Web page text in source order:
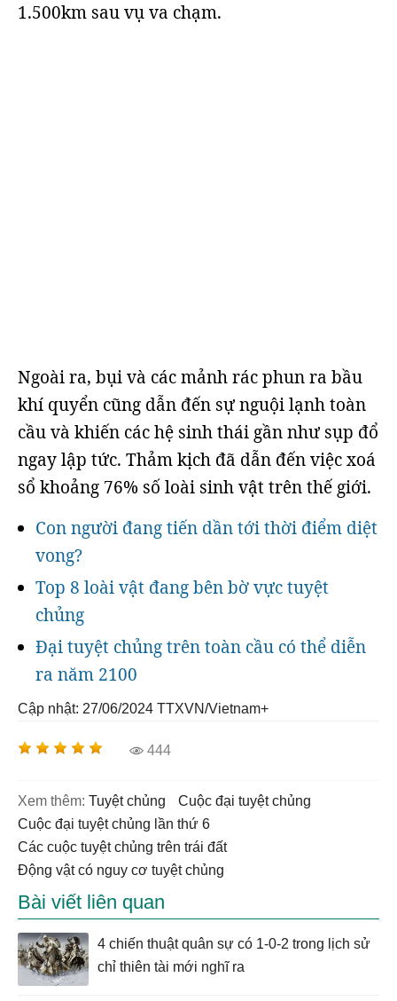
1.500km sau vụ va chạm.
Ngoài ra, bụi và các mảnh rác phun ra bầu
khí quyển cũng dẫn đến sự nguội lạnh toàn
cầu và khiến các hệ sinh thái gần như sụp đổ
ngay lập tức. Thảm kịch đã dẫn đến việc xoá
sổ khoảng 76% số loài sinh vật trên thế giới.
Con người đang tiến dần tới thời điểm diệt
vong?
Top 8 loài vật đang bên bờ vực tuyệt
chủng
Đại tuyệt chủng trên toàn cầu có thể diễn
ra năm 2100
Cập nhật: 27/06/2024 TTXVN/Vietnam+
444
Xem thêm: tuyệt chủng
cuộc đại tuyệt chủng
cuộc đại tuyệt chủng lần thứ 6
các cuộc tuyệt chủng trên trái đất
động vật có nguy cơ tuyệt chủng
Bài viết liên quan
4 chiến thuật quân sự có 1-0-2 trong lịch sử
chỉ thiên tài mới nghĩ ra